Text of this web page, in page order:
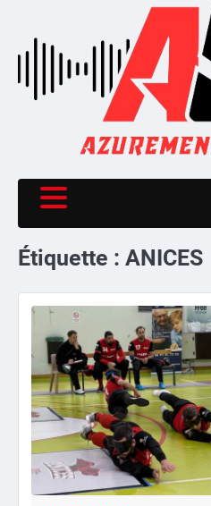
content
Étiquette : ANICES